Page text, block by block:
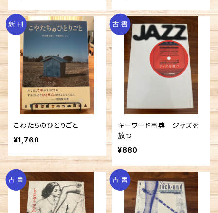
こわたちのひとりごと
¥1,760
キーワード事典 ジャズを
放つ
¥880